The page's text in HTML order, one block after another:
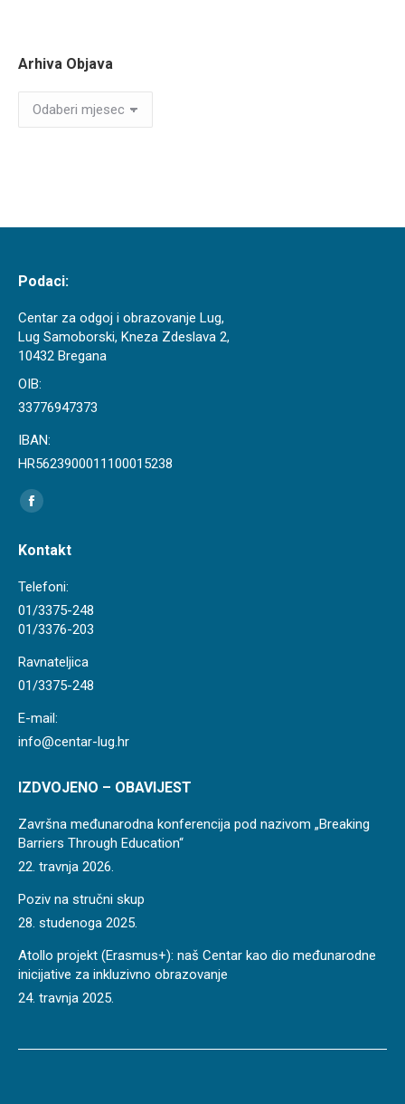
Arhiva Objava
Arhiva
Objava
Podaci:
Centar za odgoj i obrazovanje Lug,
Lug Samoborski, Kneza Zdeslava 2,
10432 Bregana
OIB:
33776947373
IBAN:
HR5623900011100015238
Find us on:
Facebook
opens
in
new
window
Kontakt
Telefoni:
01/3375-248
01/3376-203
Ravnateljica
01/3375-248
E-mail:
info@centar-lug.hr
IZDVOJENO – OBAVIJEST
Završna međunarodna konferencija pod nazivom „Breaking
Barriers Through Education“
22. travnja 2026.
Poziv na stručni skup
28. studenoga 2025.
Atollo projekt (Erasmus+): naš Centar kao dio međunarodne
inicijative za inkluzivno obrazovanje
24. travnja 2025.